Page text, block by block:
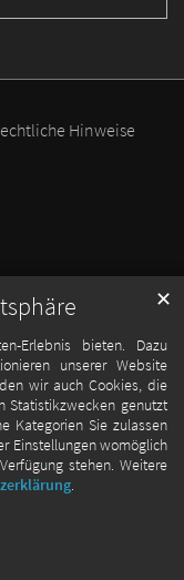
Erlebnis bieten. Dazu
unserer Website
wir auch Cookies, die
Statistikzwecken genutzt
Kategorien Sie zulassen
Einstellungen womöglich
stehen. Weitere
.
✕
Hinweise